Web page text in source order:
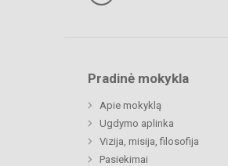
Pradinė mokykla
Apie mokyklą
Ugdymo aplinka
Vizija, misija, filosofija
Pasiekimai